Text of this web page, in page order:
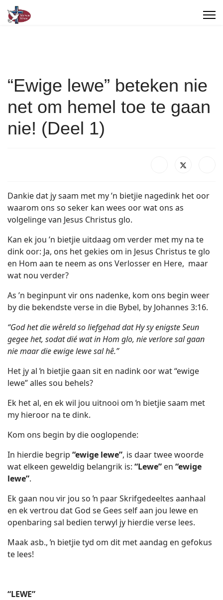
“Ewige lewe” beteken nie
net om hemel toe te gaan
nie! (Deel 1)
Dankie dat jy saam met my ’n bietjie nagedink het oor
waarom ons so seker kan wees oor wat ons as
volgelinge van Jesus Christus glo.
Kan ek jou ’n bietjie uitdaag om verder met my na te
dink oor: Ja, ons het gekies om in Jesus Christus te glo
en Hom aan te neem as ons Verlosser en Here, maar
wat nou verder?
As ’n beginpunt vir ons nadenke, kom ons begin weer
by die bekendste verse in die Bybel, by Johannes 3:16.
“God het die wêreld so liefgehad dat Hy sy enigste Seun
gegee het, sodat dié wat in Hom glo, nie verlore sal gaan
nie maar die ewige lewe sal hê.”
Het jy al ŉ bietjie gaan sit en nadink oor wat “ewige
lewe” alles sou behels?
Ek het al, en ek wil jou uitnooi om ŉ bietjie saam met
my hieroor na te dink.
Kom ons begin by die ooglopende:
In hierdie begrip “ewige lewe”, is daar twee woorde
wat elkeen geweldig belangrik is: “Lewe” en “ewige
lewe”.
Ek gaan nou vir jou so ŉ paar Skrifgedeeltes aanhaal
en ek vertrou dat God se Gees self aan jou lewe en
openbaring sal bedien terwyl jy hierdie verse lees.
Maak asb., ŉ bietjie tyd om dit met aandag en gefokus
te lees!
“LEWE”